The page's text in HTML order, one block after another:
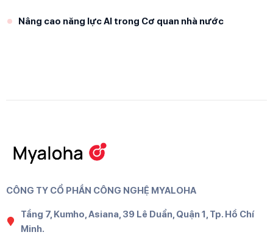
Nâng cao năng lực AI trong Cơ quan nhà nước
CÔNG TY CỔ PHẦN CÔNG NGHỆ MYALOHA
Tầng 7, Kumho, Asiana, 39 Lê Duẩn, Quận 1, Tp. Hồ Chí
Minh.